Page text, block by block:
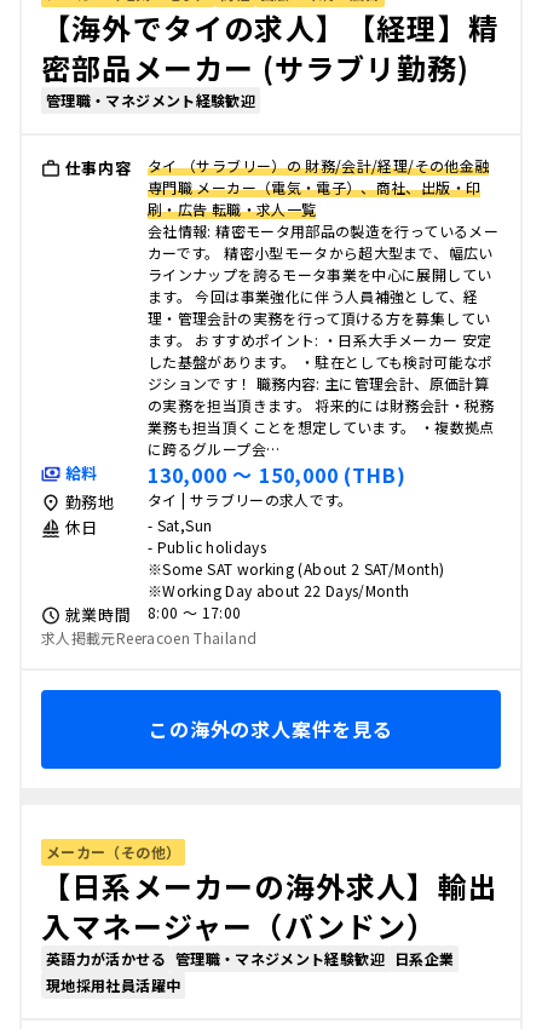
【海外でタイの求人】【経理】精
密部品メーカー (サラブリ勤務)
管理職・マネジメント経験歓迎
仕事内容
タイ （サラブリー）の 財務/会計/経理/その他金融
専門職 メーカー（電気・電子）、商社、出版・印
刷・広告 転職・求人一覧
会社情報: 精密モータ用部品の製造を行っているメー
カーです。 精密小型モータから超大型まで、幅広い
ラインナップを誇るモータ事業を中心に展開してい
ます。 今回は事業強化に伴う人員補強として、経
理・管理会計の実務を行って頂ける方を募集してい
ます。 おすすめポイント: ・日系大手メーカー 安定
した基盤があります。 ・駐在としても検討可能なポ
ジションです！ 職務内容: 主に管理会計、原価計算
の実務を担当頂きます。 将来的には財務会計・税務
業務も担当頂くことを想定しています。 ・複数拠点
に跨るグループ会…
給料 130,000 〜 150,000 (THB)
勤務地 タイ | サラブリーの求人です。
休日
- Sat,Sun
- Public holidays
※Some SAT working (About 2 SAT/Month)
※Working Day about 22 Days/Month
就業時間
8:00 〜 17:00
求人掲載元Reeracoen Thailand
この海外の求人案件を見る
メーカー（その他）
【日系メーカーの海外求人】輸出
入マネージャー（バンドン）
英語力が活かせる 管理職・マネジメント経験歓迎 日系企業
現地採用社員活躍中